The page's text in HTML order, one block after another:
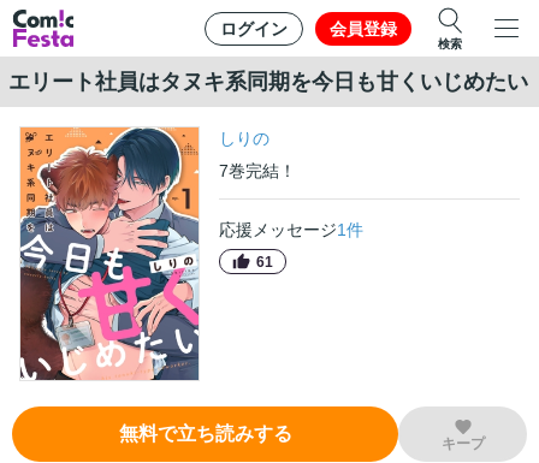
ログイン 会員登録
検索
エリート社員はタヌキ系同期を今日も甘くいじめたい
しりの
7巻完結！
応援メッセージ1件
61
無料で立ち読みする キープ